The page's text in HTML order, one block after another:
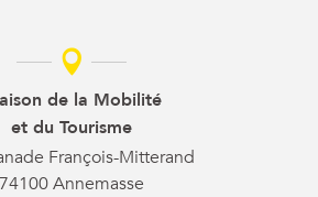
de la Mobilité
et du Tourisme
François-Mitterand
74100 Annemasse